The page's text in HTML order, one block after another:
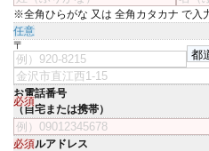
※全角ひらがな 又は 全角カタカナ で入
住所
任意
〒
お電話番号
（自宅または携帯）
必須
メールアドレス
必須